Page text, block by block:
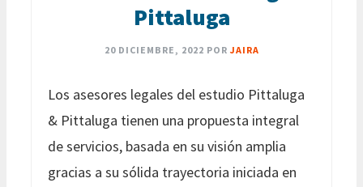
Pittaluga
20 DICIEMBRE, 2022 POR JAIRA
Los asesores legales del estudio Pittaluga
& Pittaluga tienen una propuesta integral
de servicios, basada en su visión amplia
gracias a su sólida trayectoria iniciada en